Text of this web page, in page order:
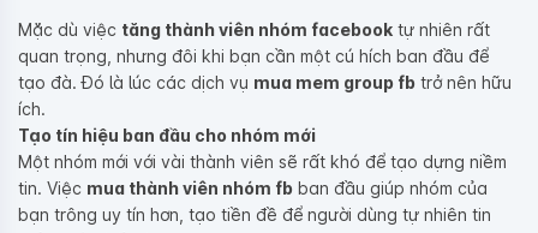
Mặc dù việc tăng thành viên nhóm facebook tự nhiên rất
quan trọng, nhưng đôi khi bạn cần một cú hích ban đầu để
tạo đà. Đó là lúc các dịch vụ mua mem group fb trở nên hữu
ích.
Tạo tín hiệu ban đầu cho nhóm mới
Một nhóm mới với vài thành viên sẽ rất khó để tạo dựng niềm
tin. Việc mua thành viên nhóm fb ban đầu giúp nhóm của
bạn trông uy tín hơn, tạo tiền đề để người dùng tự nhiên tin